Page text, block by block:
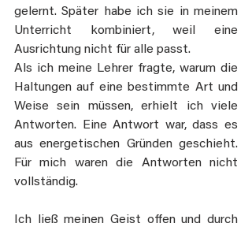
gelernt. Später habe ich sie in meinem
Unterricht kombiniert, weil eine
Ausrichtung nicht für alle passt.
Als ich meine Lehrer fragte, warum die
Haltungen auf eine bestimmte Art und
Weise sein müssen, erhielt ich viele
Antworten. Eine Antwort war, dass es
aus energetischen Gründen geschieht.
Für mich waren die Antworten nicht
vollständig.
Ich ließ meinen Geist offen und durch